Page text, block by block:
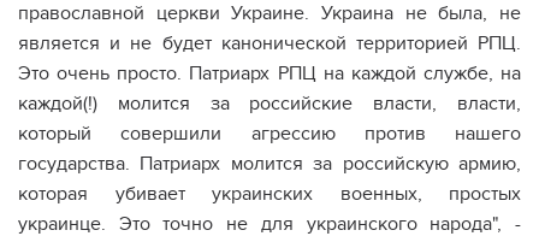
православной церкви Украине. Украина не была, не
является и не будет канонической территорией РПЦ.
Это очень просто. Патриарх РПЦ на каждой службе, на
каждой(!) молится за российские власти, власти,
который совершили агрессию против нашего
государства. Патриарх молится за российскую армию,
которая убивает украинских военных, простых
украинце. Это точно не для украинского народа", -